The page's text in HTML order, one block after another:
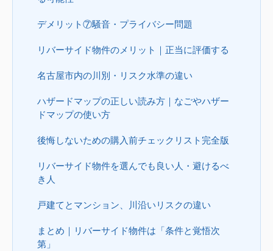
デメリット⑦騒音・プライバシー問題
リバーサイド物件のメリット｜正当に評価する
名古屋市内の川別・リスク水準の違い
ハザードマップの正しい読み方｜なごやハザー
ドマップの使い方
後悔しないための購入前チェックリスト完全版
リバーサイド物件を選んでも良い人・避けるべ
き人
戸建てとマンション、川沿いリスクの違い
まとめ｜リバーサイド物件は「条件と覚悟次
第」